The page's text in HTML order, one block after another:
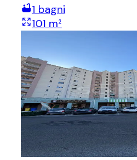
1 bagni
101 m²